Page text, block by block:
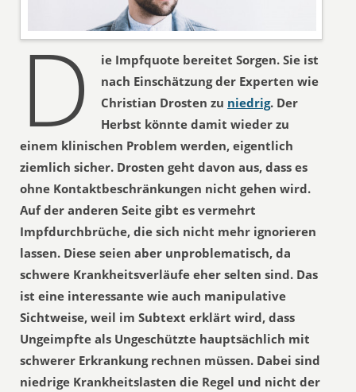
D
ie Impfquote bereitet Sorgen. Sie ist
nach Einschätzung der Experten wie
Christian Drosten zu niedrig. Der
Herbst könnte damit wieder zu
einem klinischen Problem werden, eigentlich
ziemlich sicher. Drosten geht davon aus, dass es
ohne Kontaktbeschränkungen nicht gehen wird.
Auf der anderen Seite gibt es vermehrt
Impfdurchbrüche, die sich nicht mehr ignorieren
lassen. Diese seien aber unproblematisch, da
schwere Krankheitsverläufe eher selten sind. Das
ist eine interessante wie auch manipulative
Sichtweise, weil im Subtext erklärt wird, dass
Ungeimpfte als Ungeschützte hauptsächlich mit
schwerer Erkrankung rechnen müssen. Dabei sind
niedrige Krankheitslasten die Regel und nicht der